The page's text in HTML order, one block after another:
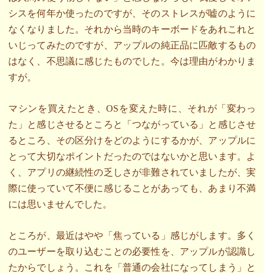
シスを何年か使ったのですが、そのストレスが嘘のように
なくなりました。それから当時のキーボードをあれこれと
いじってみたのですが、アップルの純正品に匹敵するもの
はなく、不思議に感じたものでした。今は理由がわかりま
すが。
マシンを買えたとき、OSを変えた時に、それが「変わっ
た」と感じさせるところと「つながっている」と感じさせ
るところ、その区分けをどのようにするかが、アップルに
とって大切なポイントだったのではないかと思います。よ
く、アプリの継続性の乏しさが非難されていましたが、実
際に使っていて不便に感じることがあっても、あまり不満
には思いませんでした。
ところが、最近はやや「焦っている」感じがします。多く
のユーザーを取り込むことの必要性を、アップルが認識し
たからでしょう。これを「普通の会社になってしまう」と